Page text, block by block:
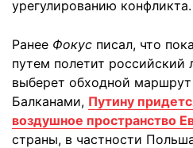
урегулированию конфликта.
Ранее Фокус писал, что
путем полетит российский
выберет обходной
Балканами, Путину
воздушное пространство
страны, в частности